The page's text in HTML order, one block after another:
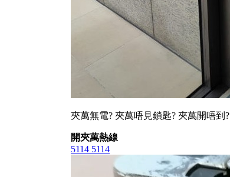
夾萬無電? 夾萬唔見鎖匙? 夾萬開唔到?
開夾萬熱線
5114 5114